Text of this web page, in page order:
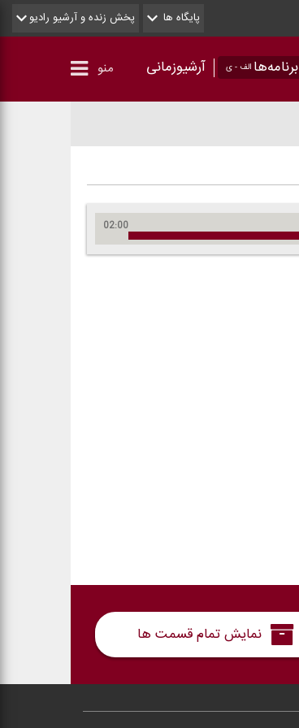
پایگاه ها پخش زنده و آرشیو رادیو
برنامه‌ها الف - ی آرشیوزمانی منو
02:00
نمایش تمام قسمت ها